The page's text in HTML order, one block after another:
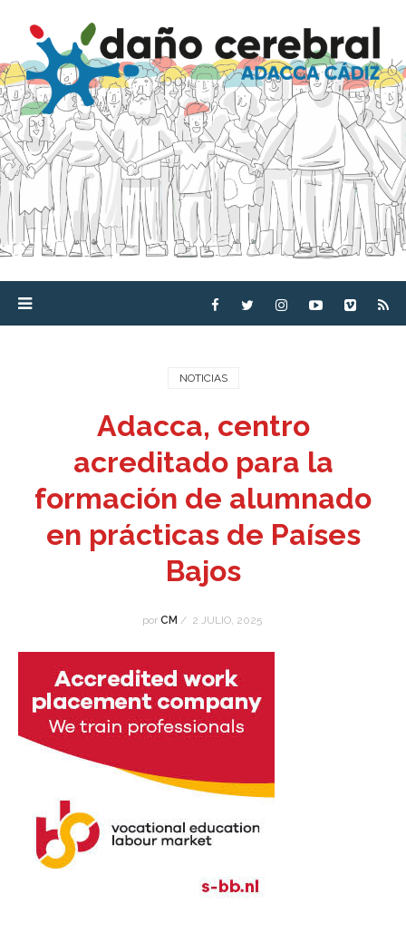
NOTICIAS
Adacca, centro
acreditado para la
formación de alumnado
en prácticas de Países
Bajos
por CM / 2 JULIO, 2025